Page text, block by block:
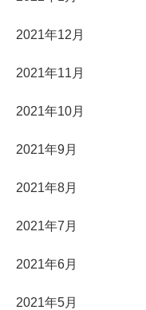
2021年12月
2021年11月
2021年10月
2021年9月
2021年8月
2021年7月
2021年6月
2021年5月